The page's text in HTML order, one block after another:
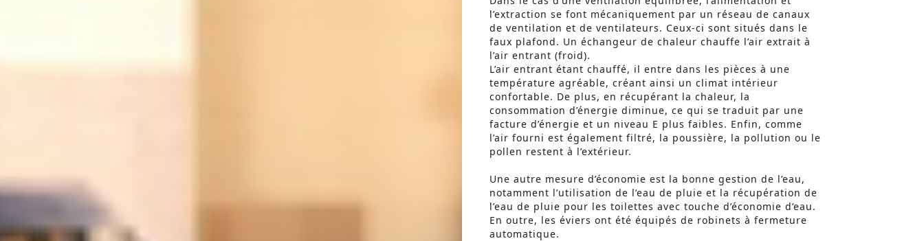
l’extraction se font mécaniquement par un réseau de canaux
de ventilation et de ventilateurs. Ceux-ci sont situés dans le
faux plafond. Un échangeur de chaleur chauffe l’air extrait à
l’air entrant (froid).
L’air entrant étant chauffé, il entre dans les pièces à une
température agréable, créant ainsi un climat intérieur
confortable. De plus, en récupérant la chaleur, la
consommation d’énergie diminue, ce qui se traduit par une
facture d’énergie et un niveau E plus faibles. Enfin, comme
l’air fourni est également filtré, la poussière, la pollution ou le
pollen restent à l’extérieur.
Une autre mesure d’économie est la bonne gestion de l’eau,
notamment l’utilisation de l’eau de pluie et la récupération de
l’eau de pluie pour les toilettes avec touche d’économie d’eau.
En outre, les éviers ont été équipés de robinets à fermeture
automatique.